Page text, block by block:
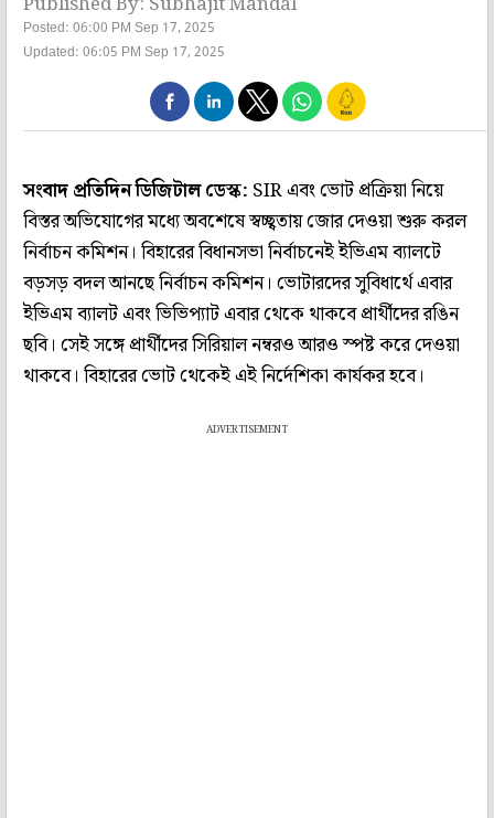
Posted: 06:00 PM Sep 17, 2025
Updated: 06:05 PM Sep 17, 2025
সংবাদ প্রতিদিন ডিজিটাল ডেস্ক: SIR এবং ভোট প্রক্রিয়া নিয়ে
বিস্তর অভিযোগের মধ্যে অবশেষে স্বচ্ছ্বতায় জোর দেওয়া শুরু করল
নির্বাচন কমিশন। বিহারের বিধানসভা নির্বাচনেই ইভিএম ব্যালটে
বড়সড় বদল আনছে নির্বাচন কমিশন। ভোটারদের সুবিধার্থে এবার
ইভিএম ব্যালট এবং ভিভিপ্যাট এবার থেকে থাকবে প্রার্থীদের রঙিন
ছবি। সেই সঙ্গে প্রার্থীদের সিরিয়াল নম্বরও আরও স্পষ্ট করে দেওয়া
থাকবে। বিহারের ভোট থেকেই এই নির্দেশিকা কার্যকর হবে।
ADVERTISEMENT